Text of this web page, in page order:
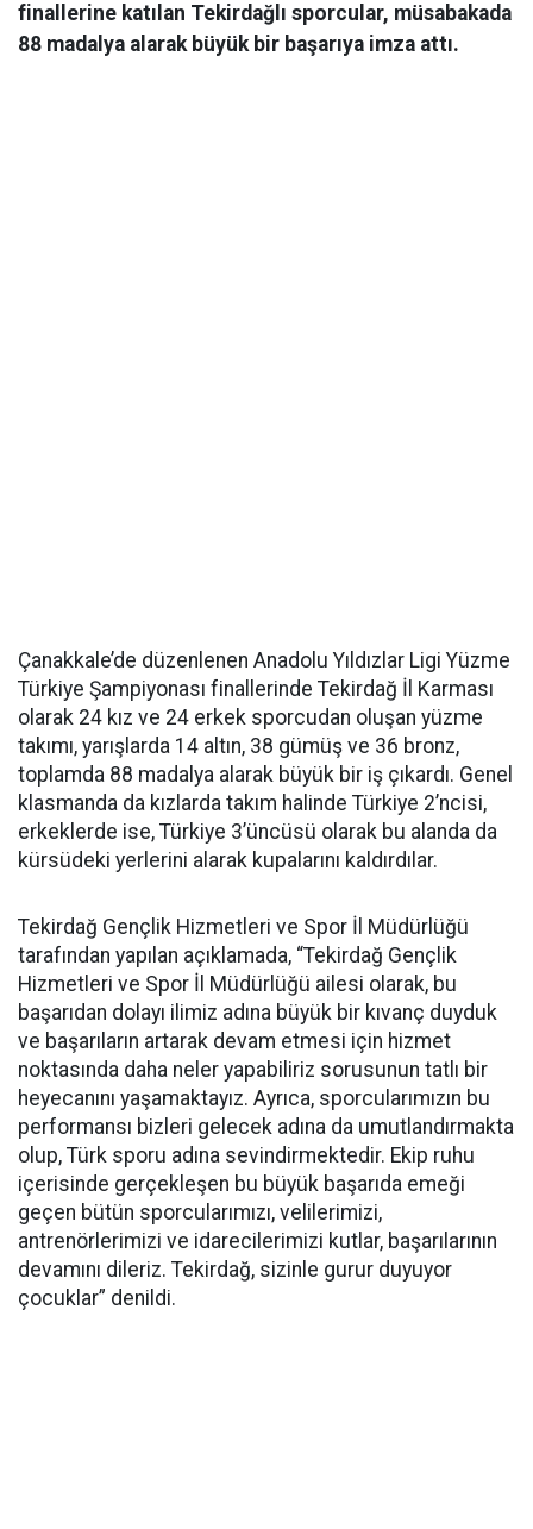
finallerine katılan Tekirdağlı sporcular, müsabakada
88 madalya alarak büyük bir başarıya imza attı.
Çanakkale’de düzenlenen Anadolu Yıldızlar Ligi Yüzme
Türkiye Şampiyonası finallerinde Tekirdağ İl Karması
olarak 24 kız ve 24 erkek sporcudan oluşan yüzme
takımı, yarışlarda 14 altın, 38 gümüş ve 36 bronz,
toplamda 88 madalya alarak büyük bir iş çıkardı. Genel
klasmanda da kızlarda takım halinde Türkiye 2’ncisi,
erkeklerde ise, Türkiye 3’üncüsü olarak bu alanda da
kürsüdeki yerlerini alarak kupalarını kaldırdılar.
Tekirdağ Gençlik Hizmetleri ve Spor İl Müdürlüğü
tarafından yapılan açıklamada, “Tekirdağ Gençlik
Hizmetleri ve Spor İl Müdürlüğü ailesi olarak, bu
başarıdan dolayı ilimiz adına büyük bir kıvanç duyduk
ve başarıların artarak devam etmesi için hizmet
noktasında daha neler yapabiliriz sorusunun tatlı bir
heyecanını yaşamaktayız. Ayrıca, sporcularımızın bu
performansı bizleri gelecek adına da umutlandırmakta
olup, Türk sporu adına sevindirmektedir. Ekip ruhu
içerisinde gerçekleşen bu büyük başarıda emeği
geçen bütün sporcularımızı, velilerimizi,
antrenörlerimizi ve idarecilerimizi kutlar, başarılarının
devamını dileriz. Tekirdağ, sizinle gurur duyuyor
çocuklar” denildi.